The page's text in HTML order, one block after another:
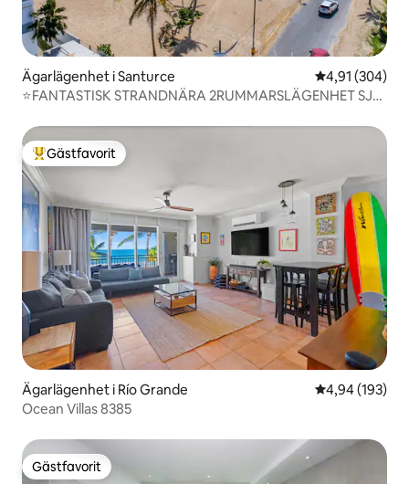
Ägarlägenhet i Santurce 4,91 av 5 i
4,91 (304)
⭐️FANTASTISK STRANDNÄRA 2RUMMARSLÄGENHET SJU
Populär gästfavorit
Gästfavorit
Ägarlägenhet i Río Grande 4,94 av 5 i
4,94 (193)
Ocean Villas 8385
Gästfavorit
Gästfavorit